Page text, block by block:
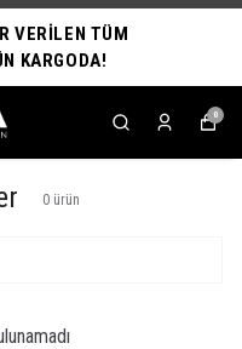
VERİLEN TÜM
KARGODA!
0
0 ürün